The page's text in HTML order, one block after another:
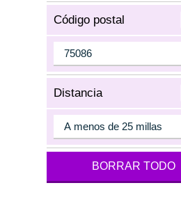
Código postal
Distancia
BORRAR TODO